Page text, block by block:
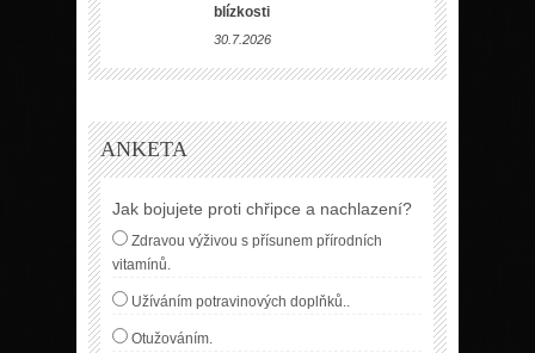
blízkosti
30.7.2026
ANKETA
Jak bojujete proti chřipce a nachlazení?
Zdravou výživou s přísunem přírodních
vitamínů.
Užíváním potravinových doplňků..
Otužováním.